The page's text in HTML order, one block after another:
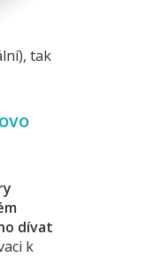
tak
dívat
k